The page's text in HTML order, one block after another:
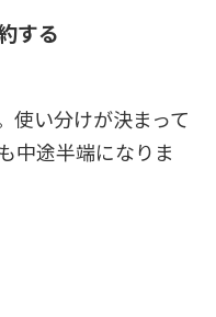
する
使い分けが決まって
中途半端になりま